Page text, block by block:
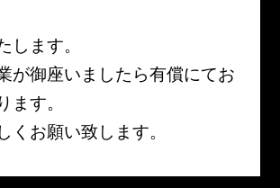
します。
が御座いましたら有償にてお
ます。
くお願い致します。